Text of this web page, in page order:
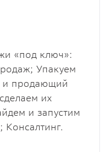
«под ключ»:
Упакуем
и продающий
их
и запустим